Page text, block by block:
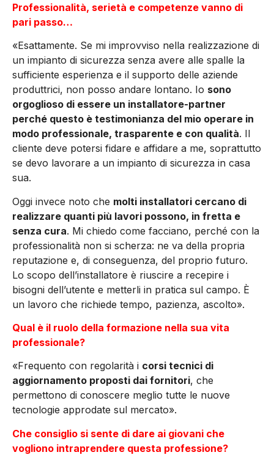
Professionalità, serietà e competenze vanno di
pari passo…
«Esattamente. Se mi improvviso nella realizzazione di
un impianto di sicurezza senza avere alle spalle la
sufficiente esperienza e il supporto delle aziende
produttrici, non posso andare lontano. Io sono
orgoglioso di essere un installatore-partner
perché questo è testimonianza del mio operare in
modo professionale, trasparente e con qualità. Il
cliente deve potersi fidare e affidare a me, soprattutto
se devo lavorare a un impianto di sicurezza in casa
sua.
Oggi invece noto che molti installatori cercano di
realizzare quanti più lavori possono, in fretta e
senza cura. Mi chiedo come facciano, perché con la
professionalità non si scherza: ne va della propria
reputazione e, di conseguenza, del proprio futuro.
Lo scopo dell’installatore è riuscire a recepire i
bisogni dell’utente e metterli in pratica sul campo. È
un lavoro che richiede tempo, pazienza, ascolto».
Qual è il ruolo della formazione nella sua vita
professionale?
«Frequento con regolarità i corsi tecnici di
aggiornamento proposti dai fornitori, che
permettono di conoscere meglio tutte le nuove
tecnologie approdate sul mercato».
Che consiglio si sente di dare ai giovani che
vogliono intraprendere questa professione?